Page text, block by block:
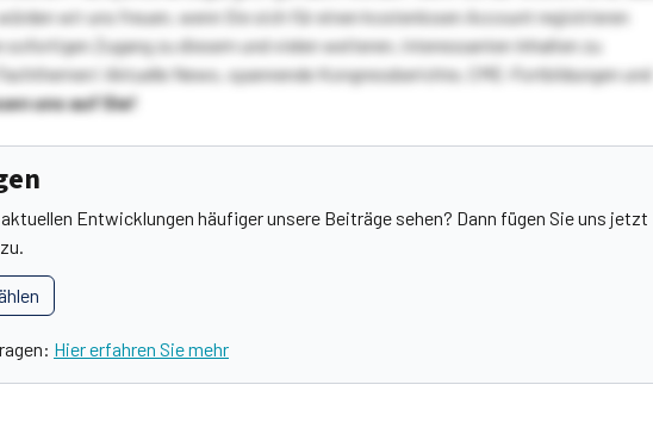
wir uns freuen, wenn Sie sich für einen kostenlosen Account registrieren
Zugang zu diesem und vielen weiteren, interessanten Inhalten zu
Aktuelle News, spannende Kongressberichte, CME-Fortbildungen und
uns auf Sie!
Entwicklungen häufiger unsere Beiträge sehen? Dann fügen Sie uns jetzt
Hier erfahren Sie mehr